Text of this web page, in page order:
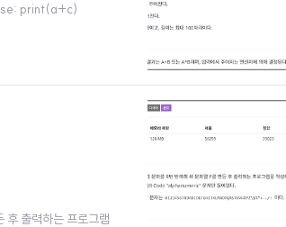
print(a+c)
출력하는 프로그램